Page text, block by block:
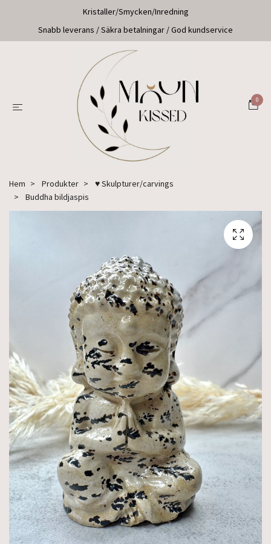
Kristaller/Smycken/Inredning
Snabb leverans / Säkra betalningar / God kundservice
0
Hem Produkter
♥ Skulpturer/carvings
Buddha bildjaspis